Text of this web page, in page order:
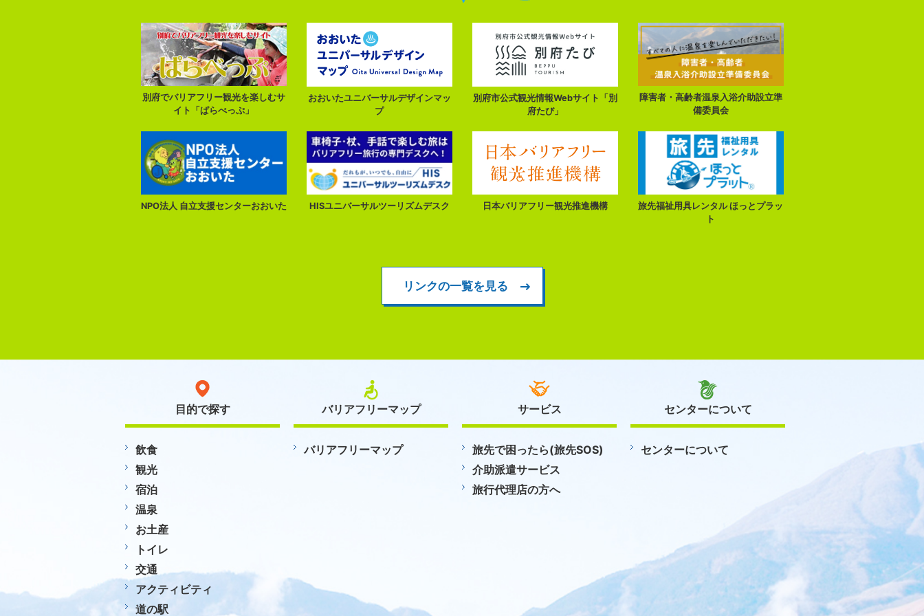
別府でバリアフリー観光を楽しむサ
イト「ぱらべっぷ」
おおいたユニバーサルデザインマッ
プ
別府市公式観光情報Webサイト「別
府たび」
障害者・高齢者温泉入浴介助設立準
備委員会
NPO法人 自立支援センターおおいた HISユニバーサルツーリズムデスク 日本バリアフリー観光推進機構
旅先福祉用具レンタル ほっとプラッ
ト
リンクの一覧を見る
目的で探す
飲食
観光
宿泊
温泉
お土産
トイレ
交通
アクティビティ
道の駅
バリアフリーマップ
バリアフリーマップ
サービス
旅先で困ったら(旅先SOS)
介助派遣サービス
旅行代理店の方へ
センターについて
センターについて